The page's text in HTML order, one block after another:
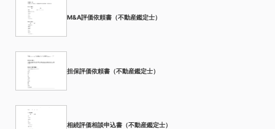
M&A評価依頼書（不動産鑑定士）
担保評価依頼書（不動産鑑定士）
相続評価相談申込書（不動産鑑定士）